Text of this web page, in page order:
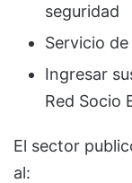
seguridad
Servicio
Ingresar
Red Socio
El sector
al: